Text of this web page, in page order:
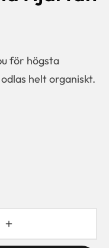
för högsta
helt organiskt.